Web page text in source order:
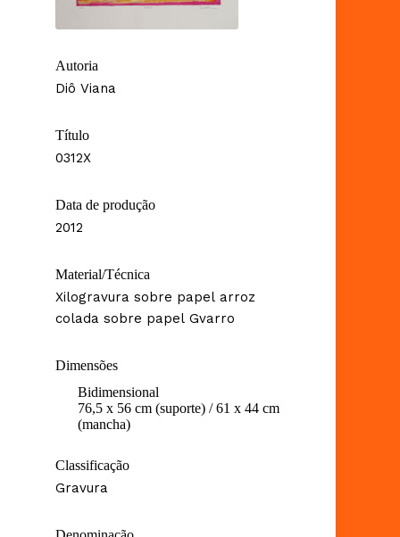
Autoria
Diô Viana
Título
0312X
Data de produção
2012
Material/Técnica
Xilogravura sobre papel arroz
colada sobre papel Gvarro
Dimensões
Bidimensional
76,5 x 56 cm (suporte) / 61 x 44 cm
(mancha)
Classificação
Gravura